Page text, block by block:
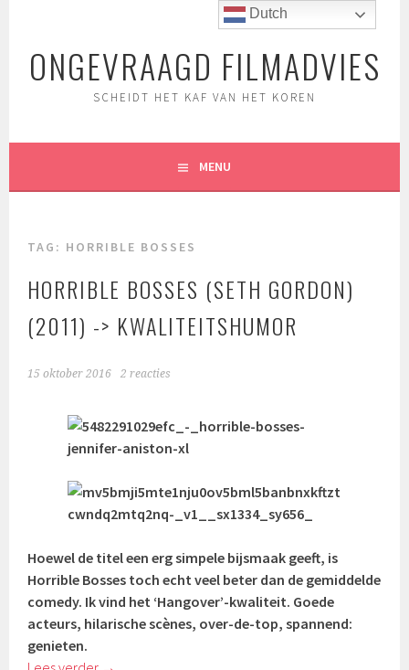
inhoudONGEVRAAGD FILMADVIES
SCHEIDT HET KAF VAN HET KOREN
MENU
TAG: HORRIBLE BOSSES
HORRIBLE BOSSES (SETH GORDON)
(2011) -> KWALITEITSHUMOR
15 oktober 2016 2 reacties
Hoewel de titel een erg simpele bijsmaak geeft, is
Horrible Bosses toch echt veel beter dan de gemiddelde
comedy. Ik vind het ‘Hangover’-kwaliteit. Goede
acteurs, hilarische scènes, over-de-top, spannend:
genieten.
Dutch